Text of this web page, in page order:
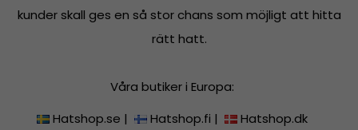
kunder skall ges en så stor chans som möjligt att hitta
rätt hatt.
Våra butiker i Europa:
Hatshop.se | Hatshop.fi |
Hatshop.dk